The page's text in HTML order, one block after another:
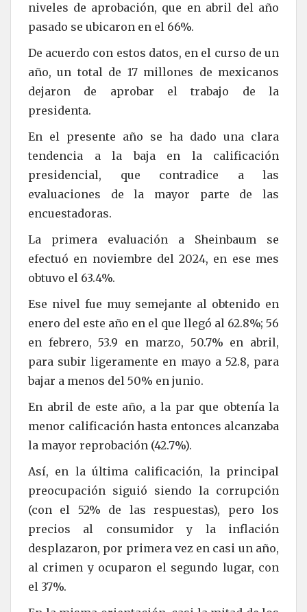
niveles de aprobación, que en abril del año
pasado se ubicaron en el 66%.
De acuerdo con estos datos, en el curso de un
año, un total de 17 millones de mexicanos
dejaron de aprobar el trabajo de la
presidenta.
En el presente año se ha dado una clara
tendencia a la baja en la calificación
presidencial, que contradice a las
evaluaciones de la mayor parte de las
encuestadoras.
La primera evaluación a Sheinbaum se
efectuó en noviembre del 2024, en ese mes
obtuvo el 63.4%.
Ese nivel fue muy semejante al obtenido en
enero del este año en el que llegó al 62.8%; 56
en febrero, 53.9 en marzo, 50.7% en abril,
para subir ligeramente en mayo a 52.8, para
bajar a menos del 50% en junio.
En abril de este año, a la par que obtenía la
menor calificación hasta entonces alcanzaba
la mayor reprobación (42.7%).
Así, en la última calificación, la principal
preocupación siguió siendo la corrupción
(con el 52% de las respuestas), pero los
precios al consumidor y la inflación
desplazaron, por primera vez en casi un año,
al crimen y ocuparon el segundo lugar, con
el 37%.